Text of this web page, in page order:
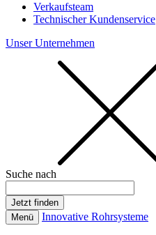
Verkaufsteam
Technischer Kundenservice
Unser Unternehmen
Suche nach
Menü Innovative Rohrsysteme